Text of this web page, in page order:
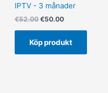
IPTV - 3 månader
€52.00€50.00
Köp produkt